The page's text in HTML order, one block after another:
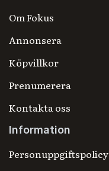
Om Fokus
Annonsera
Köpvillkor
Prenumerera
Kontakta oss
Information
Personuppgiftspolicy